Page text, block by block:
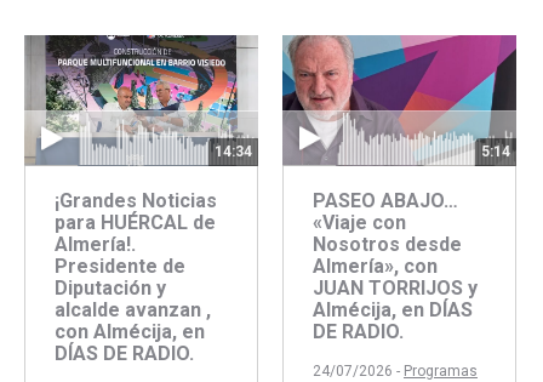
14:34
¡Grandes Noticias
para HUÉRCAL de
Almería!.
Presidente de
Diputación y
alcalde avanzan ,
con Almécija, en
DÍAS DE RADIO.
5:14
PASEO ABAJO…
«Viaje con
Nosotros desde
Almería», con
JUAN TORRIJOS y
Almécija, en DÍAS
DE RADIO.
24/07/2026 - Programas